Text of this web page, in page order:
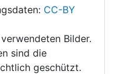
CC-BY
Bilder.
sind die
geschützt.